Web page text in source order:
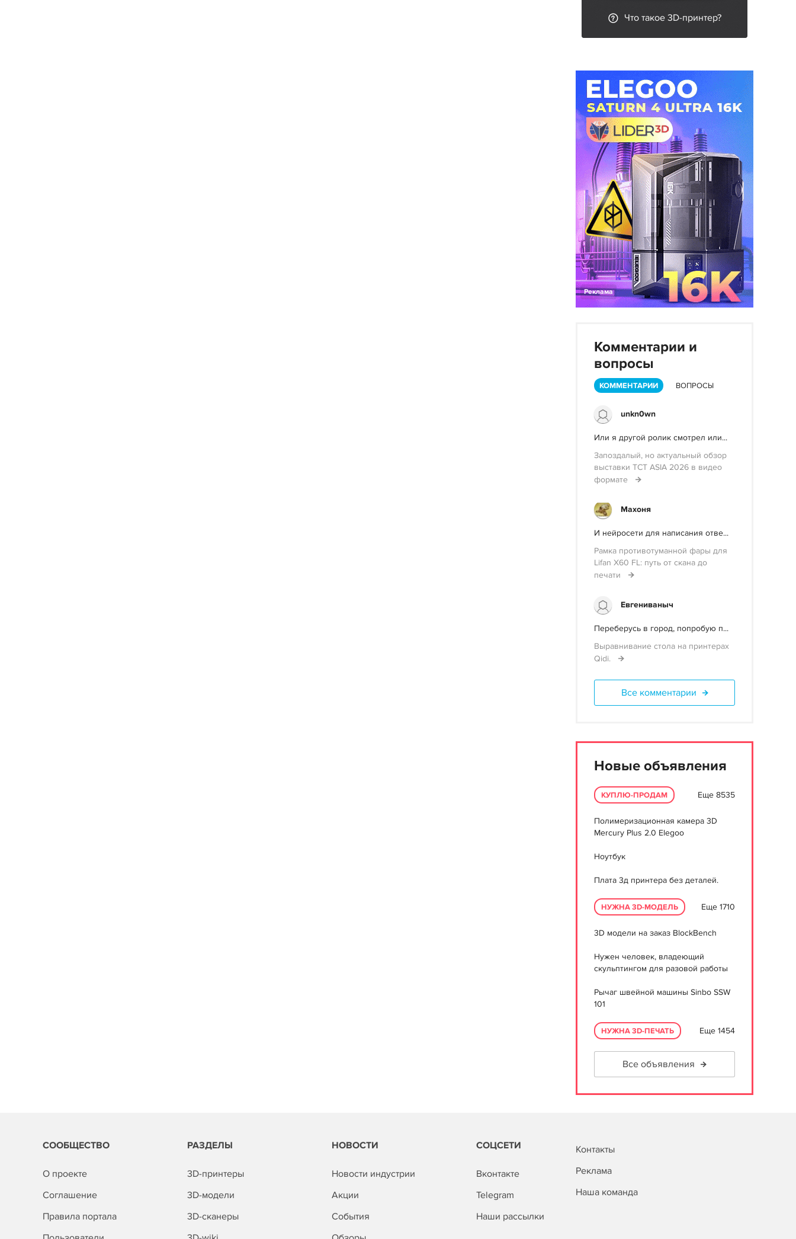
Что такое 3D-принтер?
Реклама
Комментарии и
вопросы
КОММЕНТАРИИ ВОПРОСЫ
unkn0wn
Или я другой ролик смотрел или...
Запоздалый, но актуальный обзор
выставки TCT ASIA 2026 в видео
формате
Махоня
И нейросети для написания отве...
Рамка противотуманной фары для
Lifan X60 FL: путь от скана до
печати
Евгениваныч
Переберусь в город, попробую п...
Выравнивание стола на принтерах
Qidi.
Все комментарии
Новые объявления
КУПЛЮ-ПРОДАМ Еще 8535
Полимеризационная камера 3D
Mercury Plus 2.0 Elegoo
Ноутбук
Плата 3д принтера без деталей.
НУЖНА 3D-МОДЕЛЬ Еще 1710
3D модели на заказ BlockBench
Нужен человек, владеющий
скульптингом для разовой работы
Рычаг швейной машины Sinbo SSW
101
НУЖНА 3D-ПЕЧАТЬ Еще 1454
Все объявления
СООБЩЕСТВО
О проекте
Соглашение
Правила портала
РАЗДЕЛЫ
3D-принтеры
3D-модели
3D-сканеры
НОВОСТИ
Новости индустрии
Акции
События
СОЦСЕТИ
Вконтакте
Telegram
Наши рассылки
Контакты
Реклама
Наша команда